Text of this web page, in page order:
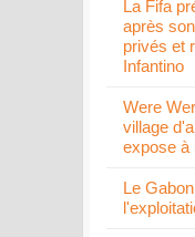
La Fifa
après
privés et
Infantino
Were
village
expose à
Le